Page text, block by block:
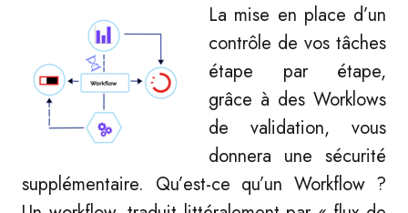
La mise en place d’un
contrôle de vos tâches
étape par étape,
grâce à des Worklows
de validation, vous
donnera une sécurité
supplémentaire. Qu’est-ce qu’un Workflow ?